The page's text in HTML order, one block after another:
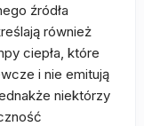
źródła
również
ciepła, które
i nie emitują
niektórzy